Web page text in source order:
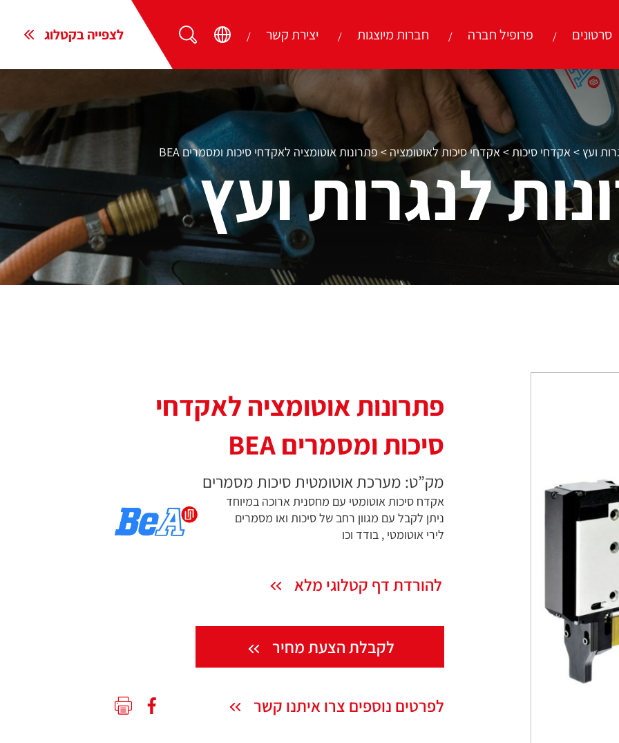
סרטונים פרופיל חברה חברות מיוצגות יצירת קשר לצפייה בקטלוג
ועץ >אקדחי סיכות>אקדחי סיכות לאוטומציה > פתרונות אוטומציה לאקדחי סיכות ומסמרים BEA
לנגרות ועץ
פתרונות אוטומציה לאקדחי
סיכות ומסמרים BEA
מק”ט: מערכת אוטומטית סיכות מסמרים
אקדח סיכות אוטומטי עם מחסנית ארוכה במיוחד
ניתן לקבל עם מגוון רחב של סיכות ואו מסמרים
לירי אוטומטי , בודד וכו
להורדת דף קטלוגי מלא
לקבלת הצעת מחיר
לפרטים נוספים צרו איתנו קשר